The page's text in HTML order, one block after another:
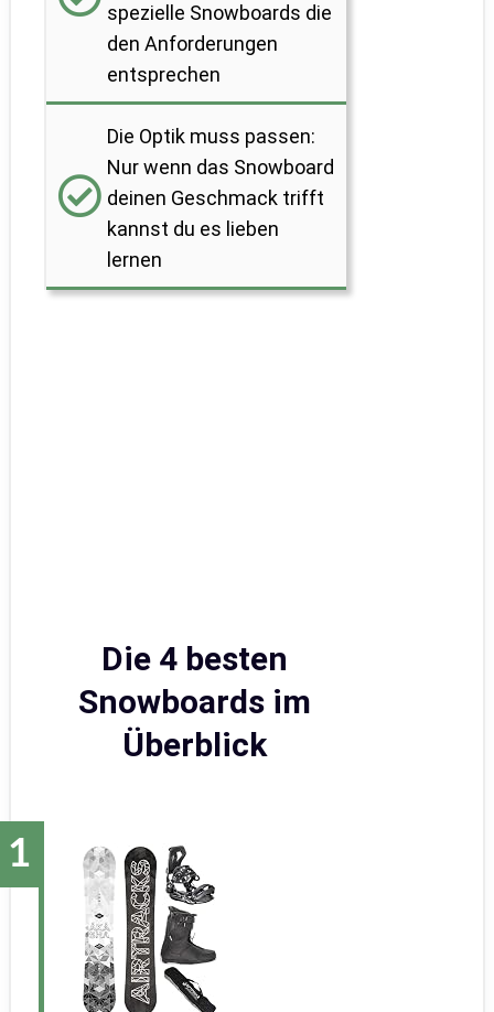
spezielle Snowboards die
den Anforderungen
entsprechen
Die Optik muss passen:
Nur wenn das Snowboard
deinen Geschmack trifft
kannst du es lieben
lernen
Die 4 besten
Snowboards im
Überblick